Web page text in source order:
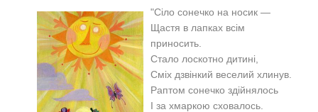
"Сіло сонечко на носик —
Щастя в лапках всім
приносить.
Стало лоскотно дитині,
Сміх дзвінкий веселий хлинув.
Раптом сонечко здійнялось
І за хмаркою сховалось.